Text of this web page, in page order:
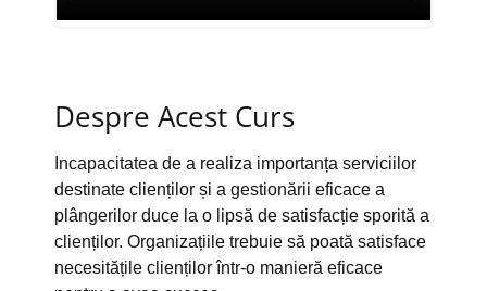
Despre Acest Curs
Incapacitatea de a realiza importanța serviciilor
destinate clienților și a gestionării eficace a
plângerilor duce la o lipsă de satisfacție sporită a
clienților. Organizațiile trebuie să poată satisface
necesitățile clienților într-o manieră eficace